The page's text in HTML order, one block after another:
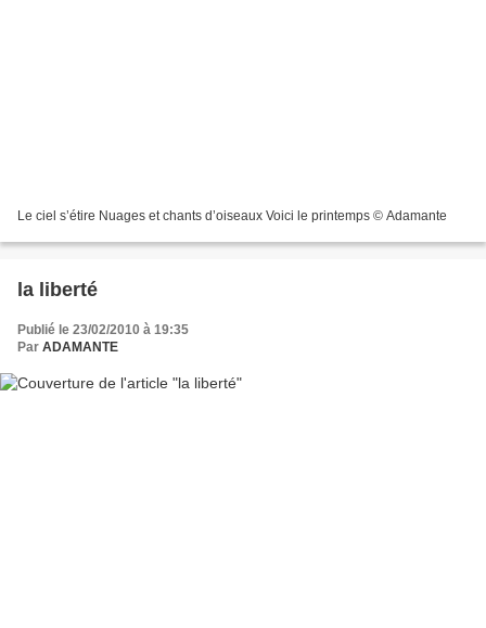
Le ciel s’étire Nuages et chants d’oiseaux Voici le printemps © Adamante
la liberté
Publié le 23/02/2010 à 19:35
Par ADAMANTE